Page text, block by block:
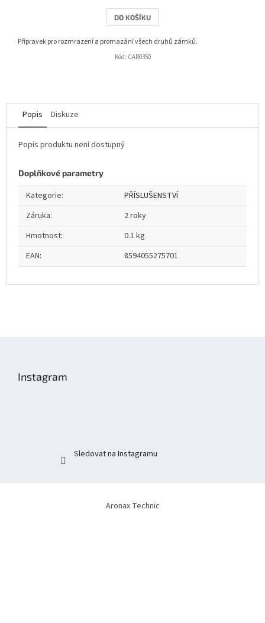
DO KOŠÍKU
Přípravek pro rozmrazení a promazání všech druhů zámků.
Kód: CAR0350
Popis Diskuze
Popis produktu není dostupný
Doplňkové parametry
Kategorie:
PŘÍSLUŠENSTVÍ
Záruka:
2 roky
Hmotnost:
0.1 kg
EAN: 8594055275701
Instagram
Sledovat na Instagramu
Aronax Technic